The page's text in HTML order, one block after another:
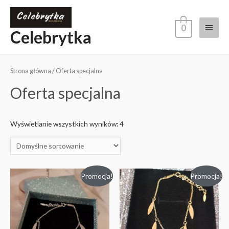
Celebrytka 0
Strona główna / Oferta specjalna
Oferta specjalna
Wyświetlanie wszystkich wyników: 4
Promocja! Promocja!